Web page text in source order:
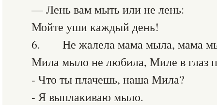
— Лень вам мыть или не лень:
Мойте уши каждый день!
6. Не жалела мама мыла, мама
Мила мыло не любила, Миле в глаз
- Что ты плачешь, наша Мила?
- Я выплакиваю мыло.